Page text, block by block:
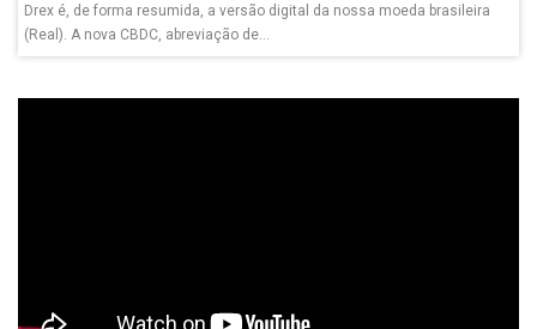
Drex é, de forma resumida, a versão digital da nossa moeda brasileira
(Real). A nova CBDC, abreviação de...